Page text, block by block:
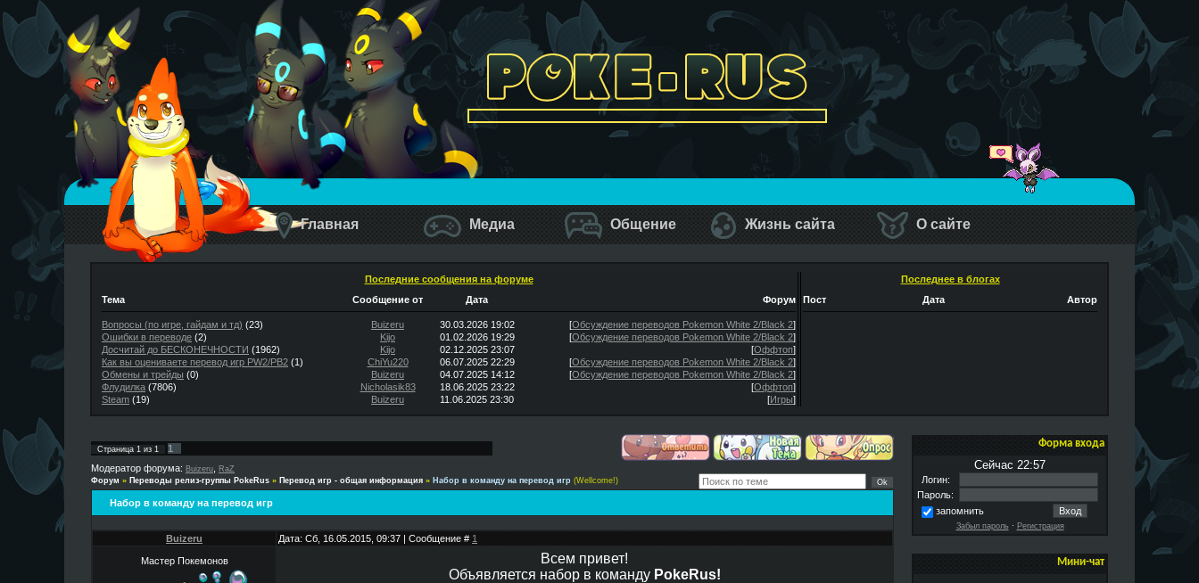
Главная Медиа Общение Жизнь сайта О сайте
Последние сообщения на форуме
Тема
Сообщение от Дата Форум
Вопросы (по игре, гайдам и тд) (23) Buizeru 30.03.2026 19:02 [Обсуждение переводов Pokemon White 2/Black 2]
Ошибки в переводе (2) Kijo 01.02.2026 19:29 [Обсуждение переводов Pokemon White 2/Black 2]
Досчитай до БЕСКОНЕЧНОСТИ (1962) Kijo 02.12.2025 23:07 [Оффтоп]
Как вы оцениваете перевод игр PW2/PB2 (1) ChiYu220 06.07.2025 22:29 [Обсуждение переводов Pokemon White 2/Black 2]
Обмены и трейды (0) Buizeru 04.07.2025 14:12 [Обсуждение переводов Pokemon White 2/Black 2]
Флудилка (7806) Nicholasik83 18.06.2025 23:22 [Оффтоп]
Steam (19) Buizeru 11.06.2025 23:30 [Игры]
Последнее в блогах
Пост
Дата Автор
Форма входа
Сейчас 22:57
Логин:
Пароль:
запомнить
Забыл пароль· Регистрация
Мини-чат
Страница 1 из 1
1
Модератор форума: Buizeru
RaZ
Форум » Переводы релиз-группы PokeRus » Перевод игр - общая информация » Набор в команду на перевод игр (Wellcome!)
Набор в команду на перевод игр
Buizeru Дата: Сб, 16.05.2015, 09:37 | Сообщение # 1
Мастер Покемонов
Всем привет!
Объявляется набор в команду PokeRus!